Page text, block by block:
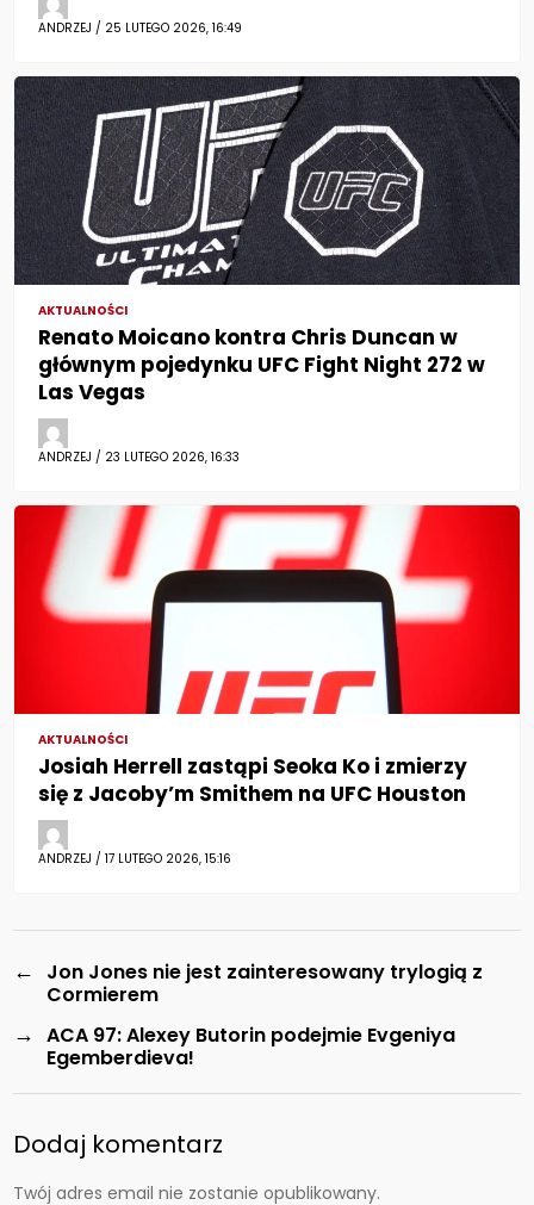
ANDRZEJ / 25 LUTEGO 2026, 16:49
AKTUALNOŚCI
Renato Moicano kontra Chris Duncan w
głównym pojedynku UFC Fight Night 272 w
Las Vegas
ANDRZEJ / 23 LUTEGO 2026, 16:33
AKTUALNOŚCI
Josiah Herrell zastąpi Seoka Ko i zmierzy
się z Jacoby’m Smithem na UFC Houston
ANDRZEJ / 17 LUTEGO 2026, 15:16
←
Jon Jones nie jest zainteresowany trylogią z
Cormierem
→ ACA 97: Alexey Butorin podejmie Evgeniya
Egemberdieva!
Dodaj komentarz
Twój adres email nie zostanie opublikowany.